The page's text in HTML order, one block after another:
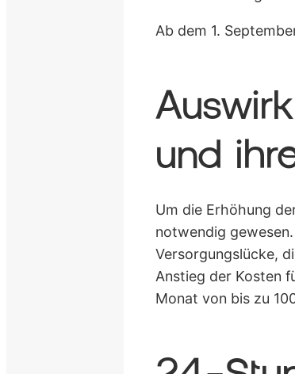
Ab dem 1.
und
Um die Erhöhung
notwendig
Versorgungslücke,
Anstieg der Kosten
Monat von bis zu